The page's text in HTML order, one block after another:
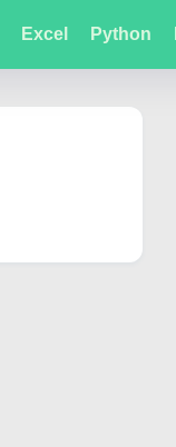
Excel Python